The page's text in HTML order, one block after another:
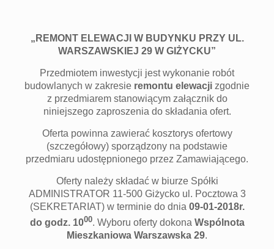
„REMONT ELEWACJI W BUDYNKU PRZY UL.
WARSZAWSKIEJ 29 W GIŻYCKU”
Przedmiotem inwestycji jest wykonanie robót
budowlanych w zakresie remontu elewacji zgodnie
z przedmiarem stanowiącym załącznik do
niniejszego zaproszenia do składania ofert.
Oferta powinna zawierać kosztorys ofertowy
(szczegółowy) sporządzony na podstawie
przedmiaru udostępnionego przez Zamawiającego.
Oferty należy składać w biurze Spółki
ADMINISTRATOR 11-500 Giżycko ul. Pocztowa 3
(SEKRETARIAT) w terminie do dnia 09-01-2018r.
do godz. 1000. Wyboru oferty dokona Wspólnota
Mieszkaniowa Warszawska 29.